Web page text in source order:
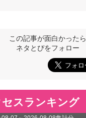
この記事が面白かったら
ネタとぴをフォロー
セスランキング